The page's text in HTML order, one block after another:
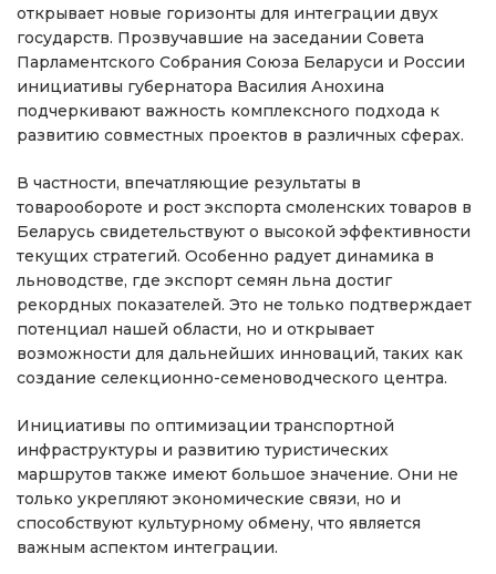
открывает новые горизонты для интеграции двух
государств. Прозвучавшие на заседании Совета
Парламентского Собрания Союза Беларуси и России
инициативы губернатора Василия Анохина
подчеркивают важность комплексного подхода к
развитию совместных проектов в различных сферах.
В частности, впечатляющие результаты в
товарообороте и рост экспорта смоленских товаров в
Беларусь свидетельствуют о высокой эффективности
текущих стратегий. Особенно радует динамика в
льноводстве, где экспорт семян льна достиг
рекордных показателей. Это не только подтверждает
потенциал нашей области, но и открывает
возможности для дальнейших инноваций, таких как
создание селекционно-семеноводческого центра.
Инициативы по оптимизации транспортной
инфраструктуры и развитию туристических
маршрутов также имеют большое значение. Они не
только укрепляют экономические связи, но и
способствуют культурному обмену, что является
важным аспектом интеграции.